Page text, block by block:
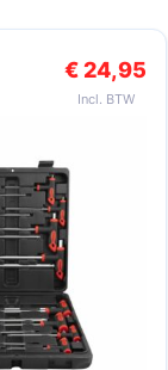
U kunt de
€ 24,95